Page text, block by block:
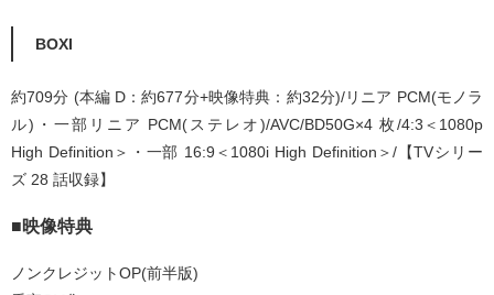
BOXI
約709分 (本編 D：約677分+映像特典：約32分)/リニア PCM(モノラ
ル)・一部リニア PCM(ステレオ)/AVC/BD50G×4 枚/4:3＜1080p
High Definition＞・一部 16:9＜1080i High Definition＞/【TVシリー
ズ 28 話収録】
■映像特典
ノンクレジットOP(前半版)